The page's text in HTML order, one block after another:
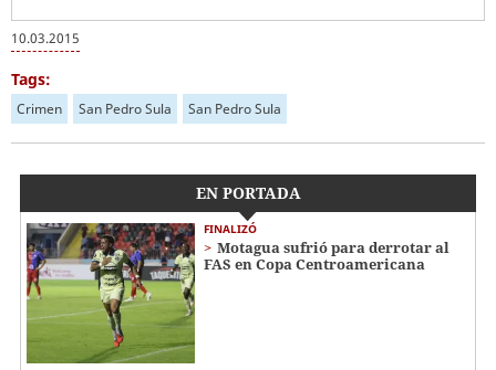
10.03.2015
Tags:
Crimen San Pedro Sula San Pedro Sula
EN PORTADA
FINALIZÓ
Motagua sufrió para derrotar al
FAS en Copa Centroamericana